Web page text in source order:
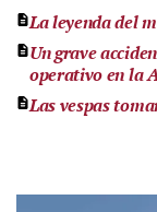
La leyenda del
Un grave
operativo en la
Las vespas